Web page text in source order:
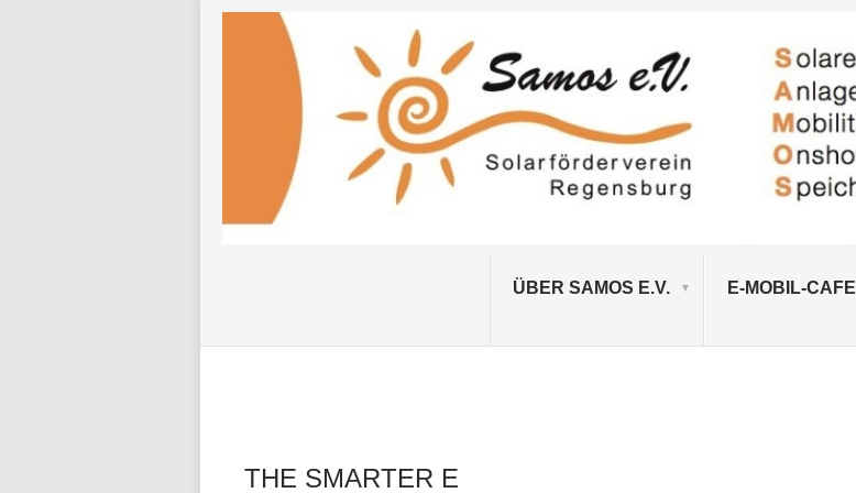
ÜBER SAMOS E.V. E-MOBIL-CAFE
THE SMARTER E